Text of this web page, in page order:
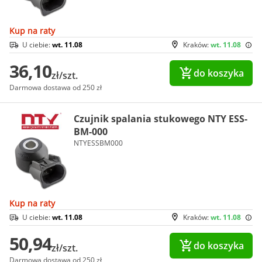
Kup na raty
Kraków:wt. 11.08
U ciebie:wt. 11.08
36,10zł/szt.
Darmowa dostawa od 250 zł
do koszyka
Czujnik spalania stukowego NTY ESS-
BM-000
NTYESSBM000
Kup na raty
Kraków:wt. 11.08
U ciebie:wt. 11.08
50,94zł/szt.
Darmowa dostawa od 250 zł
do koszyka